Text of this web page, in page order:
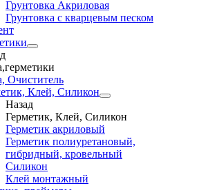
Грунтовка Акриловая
Грунтовка с кварцевым песком
Очиститель
Клей, Силикон
Назад
Герметик, Клей, Силикон
Герметик акриловый
Герметик полиуретановый,
гибридный, кровельный
Силикон
Клей монтажный